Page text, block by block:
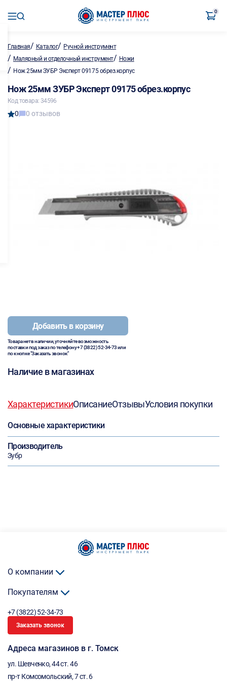
0
Главная/ Каталог/ Ручной инструмент
/ Малярный и отделочный инструмент/ Ножи
/ Нож 25мм ЗУБР Эксперт 09175 обрез.корпус
Нож 25мм ЗУБР Эксперт 09175 обрез.корпус
Код товара: 34596
0 0 отзывов
Добавить в корзину
Товара нет в наличии, уточняйте возможность
поставки под заказ по телефону+7 (3822) 52-34-73или
по кнопке "Заказать звонок"
Наличие в магазинах
ХарактеристикиОписаниеОтзывыУсловия покупки
Основные характеристики
Производитель
Зубр
О компании
Покупателям
+7 (3822) 52-34-73
Заказать звонок
Адреса магазинов в г. Томск
ул. Шевченко, 44 ст. 46
пр-т Комсомольский, 7 ст. 6